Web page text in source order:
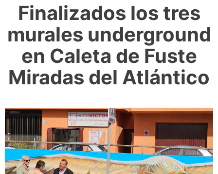
Finalizados los tres
murales underground
en Caleta de Fuste
Miradas del Atlántico